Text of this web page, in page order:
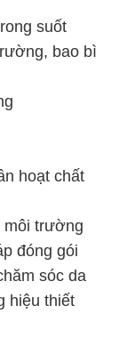
suốt
bao bì
hoạt chất
trường
đóng gói
sóc da
hiệu thiết